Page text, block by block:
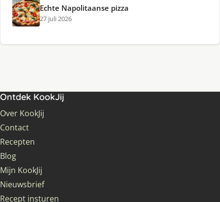
Echte Napolitaanse pizza
27 juli 2026
Ontdek KookJij
Over KookJij
Contact
Recepten
Blog
Mijn KookJij
Nieuwsbrief
Recept insturen